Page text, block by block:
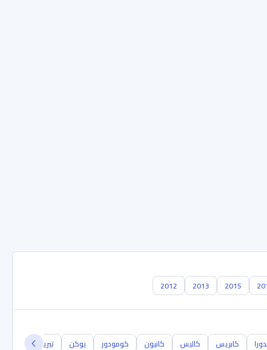
2015
2013
2012
كابريس كاليس كانيون كومودور يوكن تيرين